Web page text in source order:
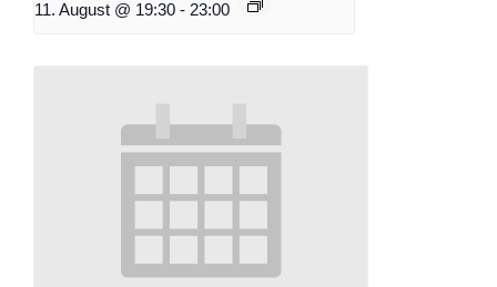
11. August @ 19:30 - 23:00